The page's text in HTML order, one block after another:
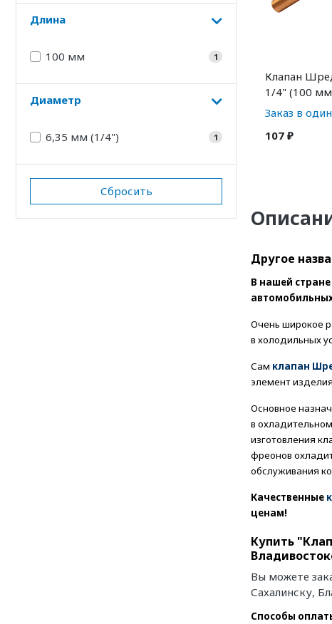
Длина
100 мм 1
Диаметр
6,35 мм (1/4") 1
Сбросить
Клапан
1/4" (100
Заказ в
107 ₽
Другое
В нашей
Очень широкое
в холодильных
Сам клапан
элемент
Основное
в
изготовления
фреонов
обслуживания
Качественные
ценам!
Купить
Вы можете
Сахалинску,
Способы